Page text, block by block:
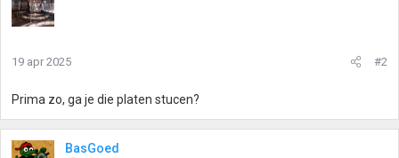
19 apr 2025 #2
Prima zo, ga je die platen stucen?
BasGoed